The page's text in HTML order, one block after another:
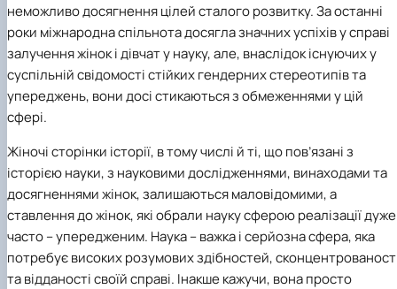
неможливо досягнення цілей сталого розвитку. За останні
роки міжнародна спільнота досягла значних успіхів у справі
залучення жінок і дівчат у науку, але, внаслідок існуючих у
суспільній свідомості стійких гендерних стереотипів та
упереджень, вони досі стикаються з обмеженнями у цій
сфері.
Жіночі сторінки історії, в тому числі й ті, що пов’язані з
історією науки, з науковими дослідженнями, винаходами та
досягненнями жінок, залишаються маловідомими, а
ставлення до жінок, які обрали науку сферою реалізації дуже
часто – упередженим. Наука – важка і серйозна сфера, яка
потребує високих розумових здібностей,
та відданості своїй справі. Інакше кажучи, вона просто